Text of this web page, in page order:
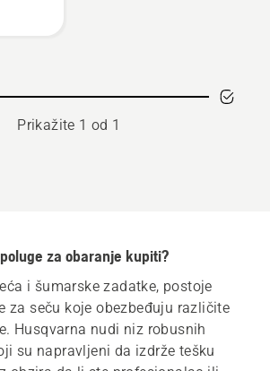
Prikažite 1 od 1
za obaranje kupiti?
i šumarske zadatke, postoje
za seču koje obezbeđuju različite
Husqvarna nudi niz robusnih
su napravljeni da izdrže tešku